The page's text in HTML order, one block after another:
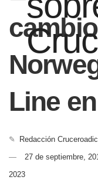
Line
✎
Redacción
27 de septiembre,
2023